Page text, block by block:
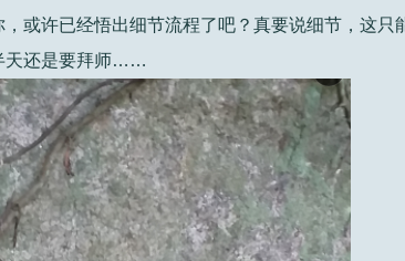
或许已经悟出细节流程了吧？真要说细节，这只
天还是要拜师……